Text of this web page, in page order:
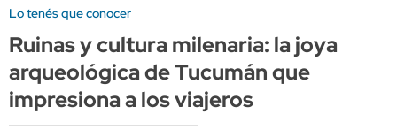
Lo tenés que conocer
Ruinas y cultura milenaria: la joya
arqueológica de Tucumán que
impresiona a los viajeros